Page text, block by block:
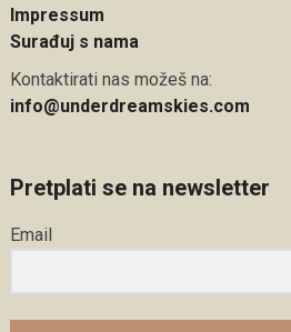
Impressum
Surađuj s nama
Kontaktirati nas možeš na:
info@underdreamskies.com
Pretplati se na newsletter
Email